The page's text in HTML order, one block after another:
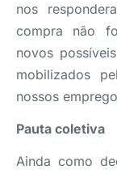
nos
compra não
novos
mobilizados
nossos
Pauta coletiva
Ainda como